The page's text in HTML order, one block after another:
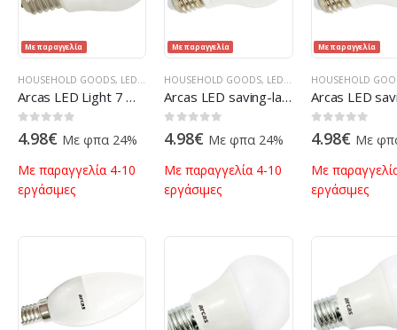
Με παραγγελία
HOUSEHOLD GOODS, LED BULBS ,LIGHTS & LED,ΠΡΟΪΌΝΤΑ ΠΛΗΡΟΦΟΡΙΚΉΣ -
Arcas LED Light 7 Watt (=43W) White 4000K E27 (560 Lumens)
0out of 5
4.98€ Με φπα 24%
Με παραγγελία 4-10
εργάσιμες
Με παραγγελία
HOUSEHOLD GOODS, LED BULBS ,LIGHTS & LED,
Arcas LED saving-lamp 4 Watt (=35W) Warm White 3000K E27 (324 Lumens)
0out of 5
4.98€ Με φπα 24%
Με παραγγελία 4-10
εργάσιμες
Με παραγγελία
HOUSEHOLD
0out of 5
4.98€ Με
Με
εργάσιμες